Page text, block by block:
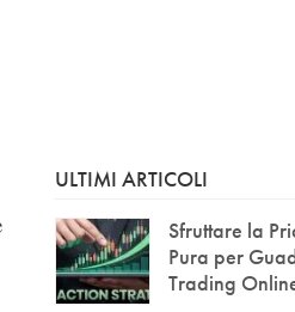
ULTIMI ARTICOLI
Sfruttare la
Pura per
Trading